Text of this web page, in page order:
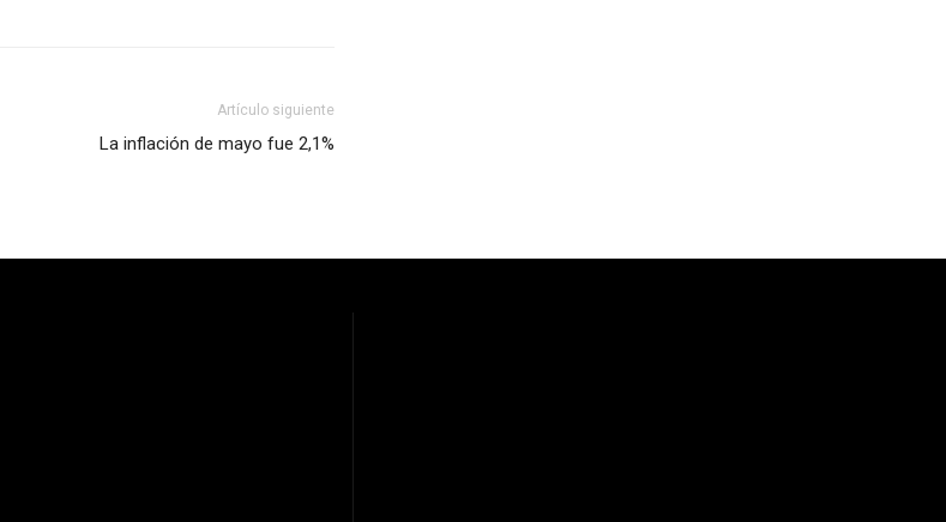
Artículo siguiente
La inflación de mayo fue 2,1%